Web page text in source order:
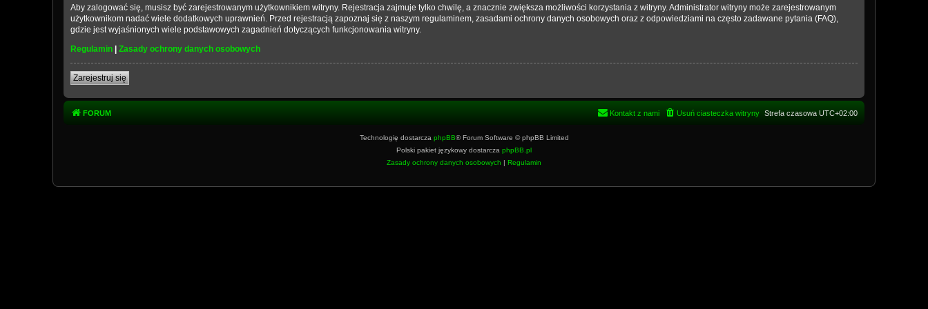
Aby zalogować się, musisz być zarejestrowanym użytkownikiem witryny. Rejestracja zajmuje tylko chwilę, a znacznie zwiększa możliwości korzystania z witryny. Administrator witryny może zarejestrowanym
użytkownikom nadać wiele dodatkowych uprawnień. Przed rejestracją zapoznaj się z naszym regulaminem, zasadami ochrony danych osobowych oraz z odpowiedziami na często zadawane pytania (FAQ),
gdzie jest wyjaśnionych wiele podstawowych zagadnień dotyczących funkcjonowania witryny.
Regulamin | Zasady ochrony danych osobowych
Zarejestruj się
FORUM Strefa czasowa UTC+02:00
Usuń ciasteczka witryny
Kontakt z nami
Technologię dostarcza phpBB® Forum Software © phpBB Limited
Polski pakiet językowy dostarcza phpBB.pl
Zasady ochrony danych osobowych | Regulamin